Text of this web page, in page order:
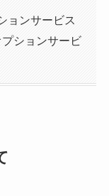
ョンサービス
ションサービ